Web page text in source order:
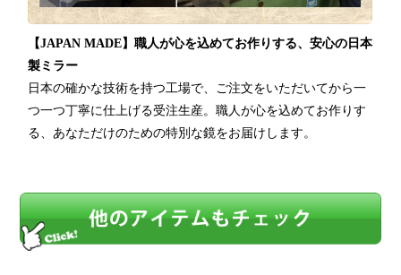
【JAPAN MADE】職人が心を込めてお作りする、安心の日本
製ミラー
日本の確かな技術を持つ工場で、ご注文をいただいてから一
つ一つ丁寧に仕上げる受注生産。職人が心を込めてお作りす
る、あなただけのための特別な鏡をお届けします。